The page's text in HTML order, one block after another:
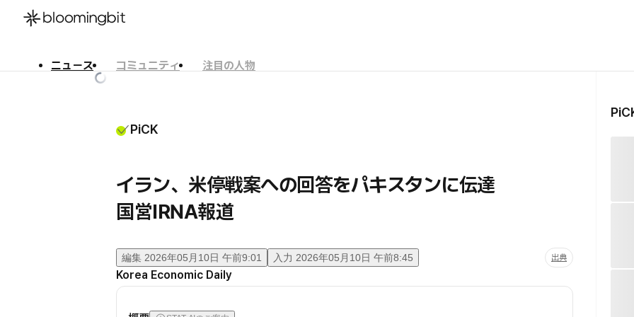
ニュース コミュニティ
注目の人物
PiCK
イラン、米停戦案への回答をパキスタンに伝達
国営IRNA報道
編集 2026年05月10日 午前9:01 入力 2026年05月10日 午前8:45 出典
Korea Economic Daily